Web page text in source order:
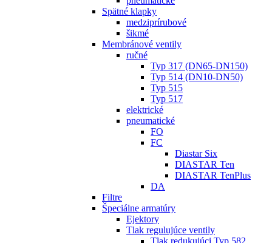
Spätné klapky
medziprírubové
šikmé
Membránové ventily
ručné
Typ 317 (DN65-DN150)
Typ 514 (DN10-DN50)
Typ 515
Typ 517
elektrické
pneumatické
FO
FC
Diastar Six
DIASTAR Ten
DIASTAR TenPlus
DA
Filtre
Špeciálne armatúry
Ejektory
Tlak regulujúce ventily
Tlak redukujúci Typ 582